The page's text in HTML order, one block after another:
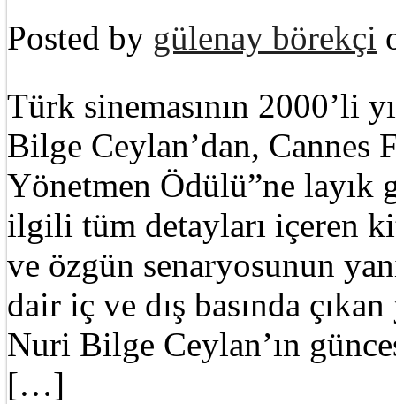
Posted by gülenay börekçi
Türk sinemasının 2000’li
Bilge Ceylan’dan, Cannes
Yönetmen Ödülü”ne
ilgili tüm detayları içeren
ve özgün senaryosunun
dair iç ve dış basında
Nuri Bilge Ceylan’ın
[…]